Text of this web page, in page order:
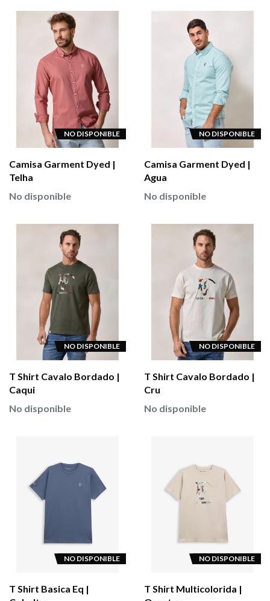
NO DISPONIBLE
Camisa Garment Dyed |
Telha
No disponible
NO DISPONIBLE
Camisa Garment Dyed |
Agua
No disponible
NO DISPONIBLE
T Shirt Cavalo Bordado |
Caqui
No disponible
NO DISPONIBLE
T Shirt Cavalo Bordado |
Cru
No disponible
NO DISPONIBLE
T Shirt Basica Eq |
NO DISPONIBLE
T Shirt Multicolorida |